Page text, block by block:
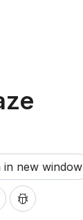
in new window